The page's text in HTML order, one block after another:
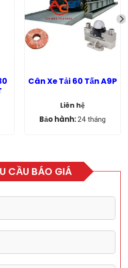
Cân Xe Tải 60 Tấn A9P
Liên hệ
Bảo hành:24 tháng
CẦU BÁO GIÁ